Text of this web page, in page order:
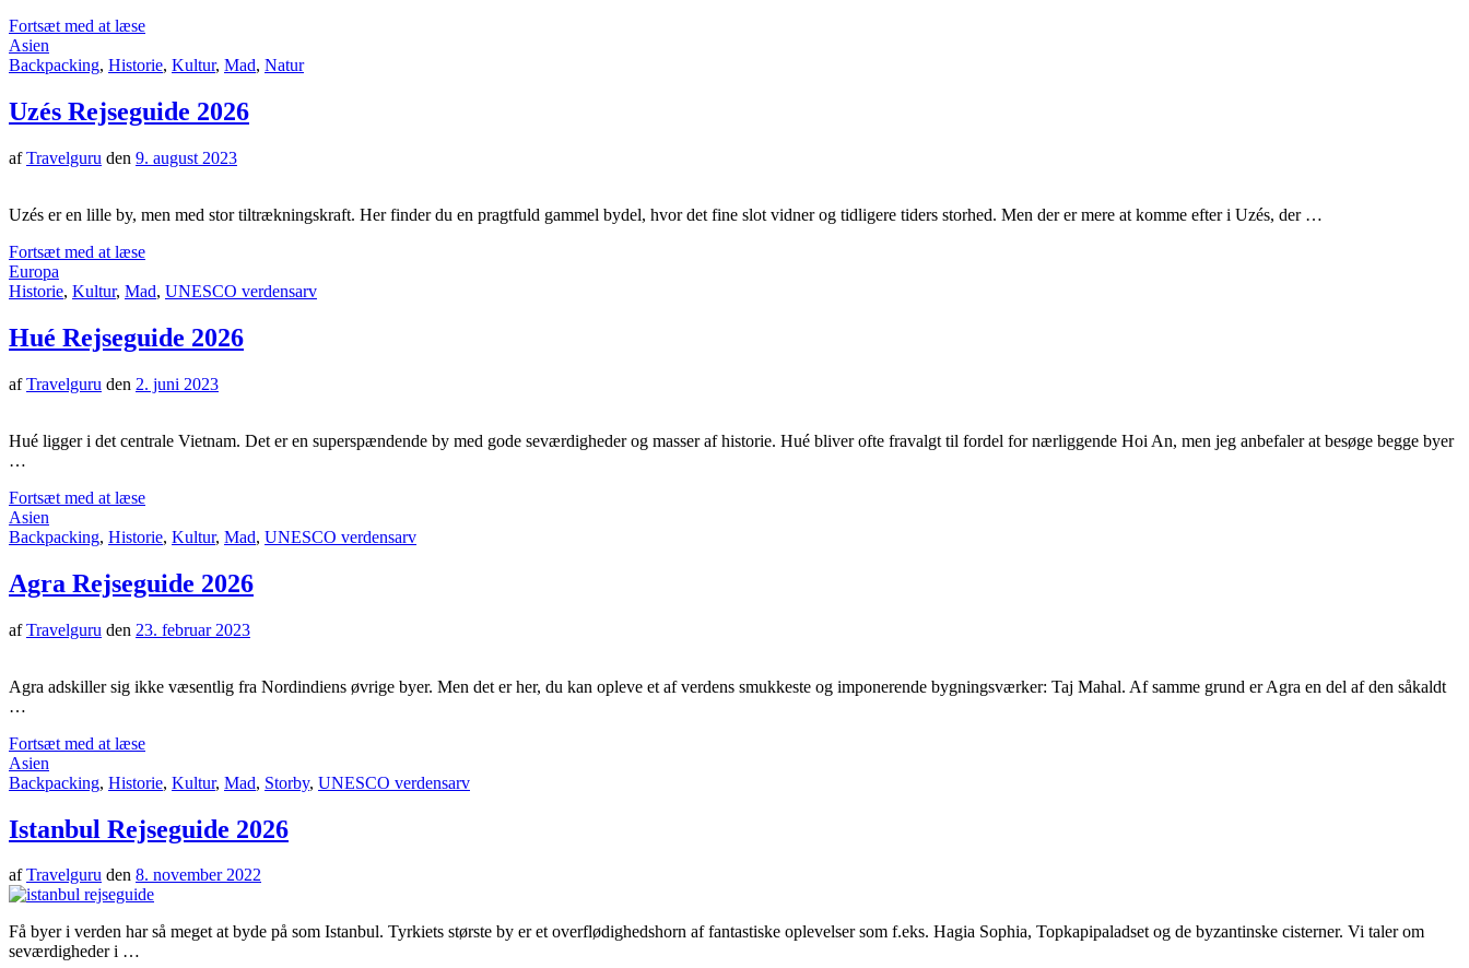
Fortsæt med at læse
Asien
Backpacking, Historie, Kultur, Mad, Natur
Uzés Rejseguide 2026
afTravelguru den 9. august 2023
Uzés er en lille by, men med stor tiltrækningskraft. Her finder du en pragtfuld gammel bydel, hvor det fine slot vidner og tidligere tiders storhed. Men der er mere at komme efter i Uzés, der …
Fortsæt med at læse
Europa
Historie, Kultur, Mad, UNESCO verdensarv
Hué Rejseguide 2026
afTravelguru den 2. juni 2023
Hué ligger i det centrale Vietnam. Det er en superspændende by med gode seværdigheder og masser af historie. Hué bliver ofte fravalgt til fordel for nærliggende Hoi An, men jeg anbefaler at besøge begge byer
…
Fortsæt med at læse
Asien
Backpacking, Historie, Kultur, Mad, UNESCO verdensarv
Agra Rejseguide 2026
afTravelguru den 23. februar 2023
Agra adskiller sig ikke væsentlig fra Nordindiens øvrige byer. Men det er her, du kan opleve et af verdens smukkeste og imponerende bygningsværker: Taj Mahal. Af samme grund er Agra en del af den såkaldt
…
Fortsæt med at læse
Asien
Backpacking, Historie, Kultur, Mad, Storby, UNESCO verdensarv
Istanbul Rejseguide 2026
afTravelguru den 8. november 2022
Få byer i verden har så meget at byde på som Istanbul. Tyrkiets største by er et overflødighedshorn af fantastiske oplevelser som f.eks. Hagia Sophia, Topkapipaladset og de byzantinske cisterner. Vi taler om
seværdigheder i …